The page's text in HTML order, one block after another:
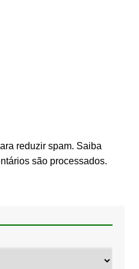
reduzir spam. Saiba
são processados.